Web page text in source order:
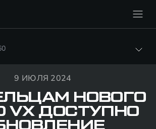
9 ИЮЛЯ 2024
НОВОГО
VX ДОСТУПНО